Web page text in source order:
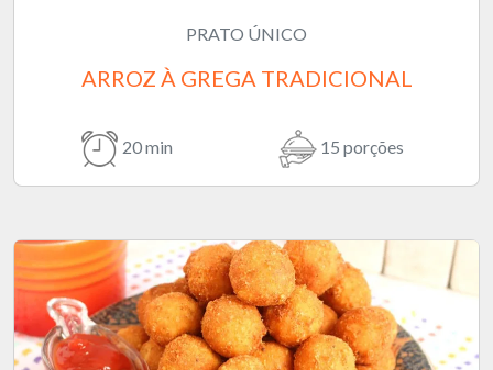
PRATO ÚNICO
ARROZ À GREGA TRADICIONAL
20 min 15 porções